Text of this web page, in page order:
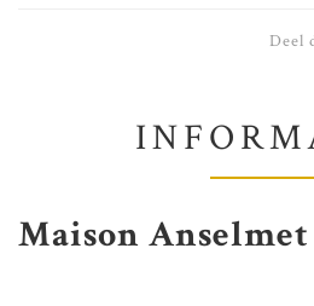
Deel
Maison Anselmet